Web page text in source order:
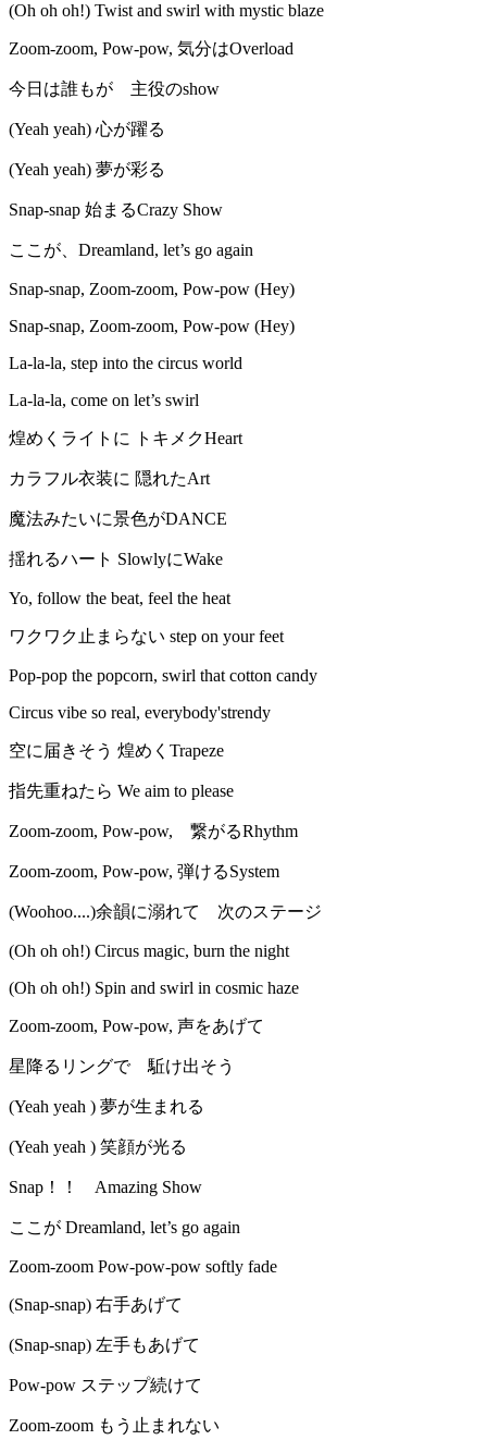
(Oh oh oh!) Twist and swirl with mystic blaze
Zoom-zoom, Pow-pow, 気分はOverload
今日は誰もが 主役のshow
(Yeah yeah) 心が躍る
(Yeah yeah) 夢が彩る
Snap-snap 始まるCrazy Show
ここが、Dreamland, let’s go again
Snap-snap, Zoom-zoom, Pow-pow (Hey)
Snap-snap, Zoom-zoom, Pow-pow (Hey)
La-la-la, step into the circus world
La-la-la, come on let’s swirl
煌めくライトに トキメクHeart
カラフル衣装に 隠れたArt
魔法みたいに景色がDANCE
揺れるハート SlowlyにWake
Yo, follow the beat, feel the heat
ワクワク止まらない step on your feet
Pop-pop the popcorn, swirl that cotton candy
Circus vibe so real, everybody'strendy
空に届きそう 煌めくTrapeze
指先重ねたら We aim to please
Zoom-zoom, Pow-pow, 繋がるRhythm
Zoom-zoom, Pow-pow, 弾けるSystem
(Woohoo....)余韻に溺れて 次のステージ
(Oh oh oh!) Circus magic, burn the night
(Oh oh oh!) Spin and swirl in cosmic haze
Zoom-zoom, Pow-pow, 声をあげて
星降るリングで 駈け出そう
(Yeah yeah ) 夢が生まれる
(Yeah yeah ) 笑顔が光る
Snap！！ Amazing Show
ここが Dreamland, let’s go again
Zoom-zoom Pow-pow-pow softly fade
(Snap-snap) 右手あげて
(Snap-snap) 左手もあげて
Pow-pow ステップ続けて
Zoom-zoom もう止まれない